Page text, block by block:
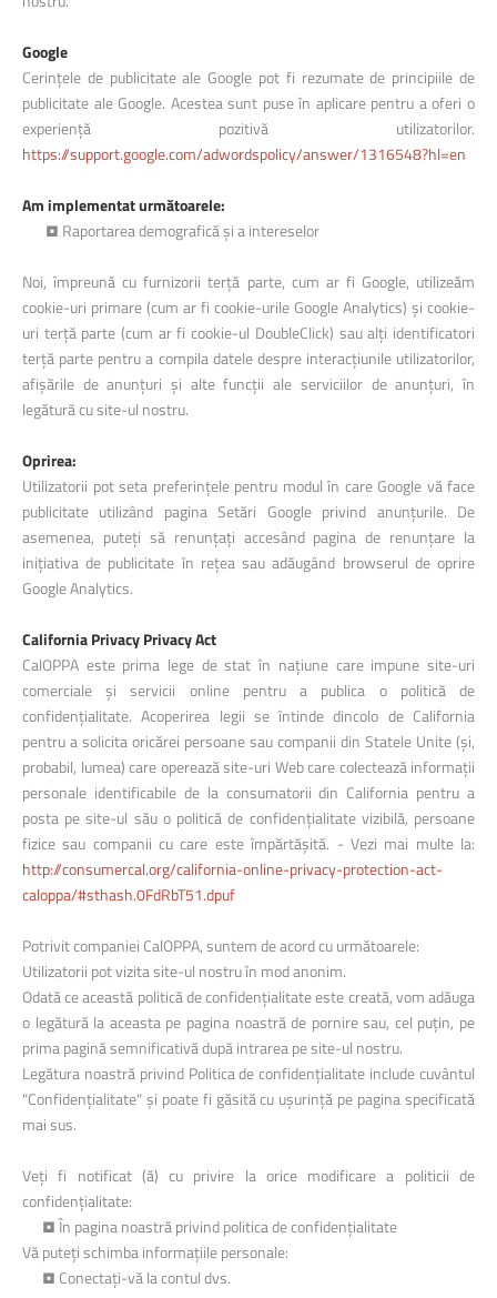
Google
Cerințele de publicitate ale Google pot fi rezumate de principiile de
publicitate ale Google. Acestea sunt puse în aplicare pentru a oferi o
experiență pozitivă utilizatorilor.
https://support.google.com/adwordspolicy/answer/1316548?hl=en
Am implementat următoarele:
• Raportarea demografică și a intereselor
Noi, împreună cu furnizorii terță parte, cum ar fi Google, utilizeăm
cookie-uri primare (cum ar fi cookie-urile Google Analytics) și cookie-
uri terță parte (cum ar fi cookie-ul DoubleClick) sau alți identificatori
terță parte pentru a compila datele despre interacțiunile utilizatorilor,
afișările de anunțuri și alte funcții ale serviciilor de anunțuri, în
legătură cu site-ul nostru.
Oprirea:
Utilizatorii pot seta preferințele pentru modul în care Google vă face
publicitate utilizând pagina Setări Google privind anunțurile. De
asemenea, puteți să renunțați accesând pagina de renunțare la
inițiativa de publicitate în rețea sau adăugând browserul de oprire
Google Analytics.
California Privacy Privacy Act
CalOPPA este prima lege de stat în națiune care impune site-uri
comerciale și servicii online pentru a publica o politică de
confidențialitate. Acoperirea legii se întinde dincolo de California
pentru a solicita oricărei persoane sau companii din Statele Unite (și,
probabil, lumea) care operează site-uri Web care colectează informații
personale identificabile de la consumatorii din California pentru a
posta pe site-ul său o politică de confidențialitate vizibilă, persoane
fizice sau companii cu care este împărtășită. - Vezi mai multe la:
http://consumercal.org/california-online-privacy-protection-act-
caloppa/#sthash.0FdRbT51.dpuf
Potrivit companiei CalOPPA, suntem de acord cu următoarele:
Utilizatorii pot vizita site-ul nostru în mod anonim.
Odată ce această politică de confidențialitate este creată, vom adăuga
o legătură la aceasta pe pagina noastră de pornire sau, cel puțin, pe
prima pagină semnificativă după intrarea pe site-ul nostru.
Legătura noastră privind Politica de confidențialitate include cuvântul
"Confidențialitate" și poate fi găsită cu ușurință pe pagina specificată
mai sus.
Veți fi notificat (ă) cu privire la orice modificare a politicii de
confidențialitate:
• În pagina noastră privind politica de confidențialitate
Vă puteți schimba informațiile personale:
• Conectați-vă la contul dvs.